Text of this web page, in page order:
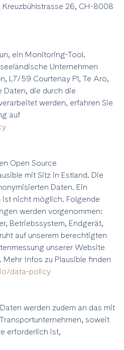
26, CH-8008
ein Monitoring-Tool.
Unternehmen
L7/59 Courtenay Pl, Te Aro,
Daten, die durch die
werden, erfahren Sie
auf
Open Source
mit Sitz in Estland. Die
Daten. Ein
ist nicht möglich. Folgende
werden vorgenommen:
Betriebssystem, Endgerät,
auf unserem berechtigten
unserer Website
Mehr Infos zu Plausible finden
data-policy
werden zudem an das mit
soweit
erforderlich ist,